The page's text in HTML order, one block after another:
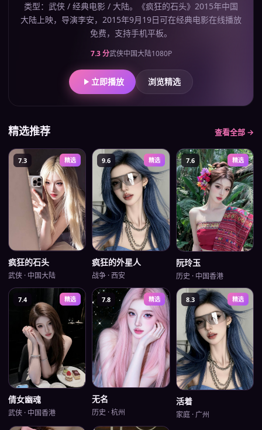
类型：武侠 / 经典电影 / 大陆。《疯狂的石头》2015年中国
大陆上映，导演李安，2015年9月19日可在经典电影在线播放
免费，支持手机平板。
7.3分武侠中国大陆1080P
立即播放 浏览精选
精选推荐 查看全部 →
7.3 精选
疯狂的石头
武侠 · 中国大陆
9.6 精选
疯狂的外星人
战争 ·西安
7.6 精选
阮玲玉
历史 · 中国香港
7.4 精选
倩女幽魂
武侠 · 中国香港
7.8 精选
无名
历史 ·杭州
8.3 精选
活着
家庭· 广州